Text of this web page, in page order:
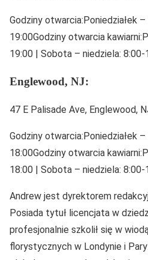
Godziny otwarcia:Poniedziałek
19:00Godziny otwarcia
19:00 | Sobota – niedziela: 8:00-
Englewood, NJ:
47 E Palisade Ave, Englewood,
Godziny otwarcia:Poniedziałek
18:00Godziny otwarcia
18:00 | Sobota – niedziela: 8:00-
Andrew jest dyrektorem
Posiada tytuł licencjata w
profesjonalnie szkolił się w
florystycznych w Londynie i